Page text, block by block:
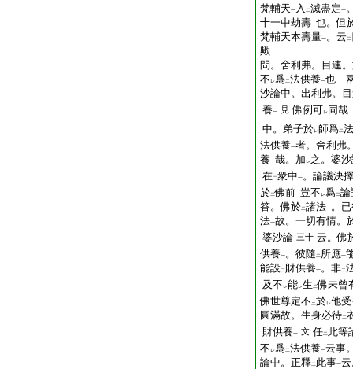
梵輔天一 入 二滅盡定一
十一中劫壽一也。但
梵輔天本壽量一。云 二
歟
問。舍利弗。目連
不 レ爲二法供養一也
沙論中。出利弗。
養一 見 佛例可レ 同哉
中。弟子於レ師爲二
法供養一者。舍利弗
養一哉。加 レ之。婆
在二衆中一。論議決擇
於二佛前一豈不 レ爲二論
答。佛於二諸法一。
法一故。一切有情。
婆沙論 三十 云。佛
供養一。彼隨 二 所應一
能設二 財供養一。非二
及不 レ能レ生 二佛未曾
佛世尊定不三於レ他受
圓滿故。生身必待二
財供養一 文 任二 此等
不 レ爲二法供養一云事
論中。正釋二 此事一